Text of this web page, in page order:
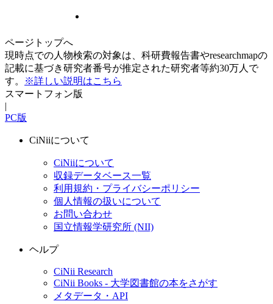
ページトップへ
現時点での人物検索の対象は、科研費報告書やresearchmapの
記載に基づき研究者番号が推定された研究者等約30万人で
す。
※詳しい説明はこちら
スマートフォン版
|
PC版
CiNiiについて
CiNiiについて
収録データベース一覧
利用規約・プライバシーポリシー
個人情報の扱いについて
お問い合わせ
国立情報学研究所 (NII)
ヘルプ
CiNii Research
CiNii Books - 大学図書館の本をさがす
メタデータ・API